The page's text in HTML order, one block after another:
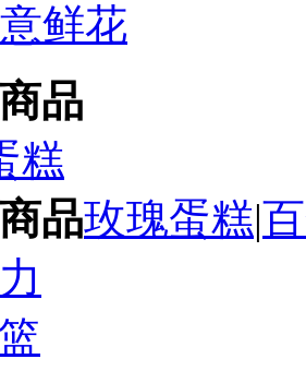
鲜花
品
糕
品玫瑰蛋糕|